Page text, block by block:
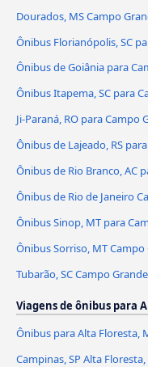
Dourados, MS Campo
Ônibus Florianópolis, SC
Ônibus de Goiânia para
Ônibus Itapema, SC para
Ji-Paraná, RO para Campo
Ônibus de Lajeado, RS
Ônibus de Rio Branco, AC
Ônibus de Rio de Janeiro
Ônibus Sinop, MT para
Ônibus Sorriso, MT Campo
Tubarão, SC Campo
Viagens de ônibus para
Ônibus para Alta Floresta,
Campinas, SP Alta